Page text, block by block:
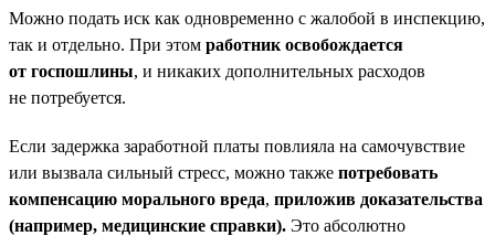
Можно подать иск как одновременно с жалобой в инспекцию,
так и отдельно. При этом работник освобождается
от госпошлины, и никаких дополнительных расходов
не потребуется.
Если задержка заработной платы повлияла на самочувствие
или вызвала сильный стресс, можно также потребовать
компенсацию морального вреда, приложив доказательства
(например, медицинские справки). Это абсолютно